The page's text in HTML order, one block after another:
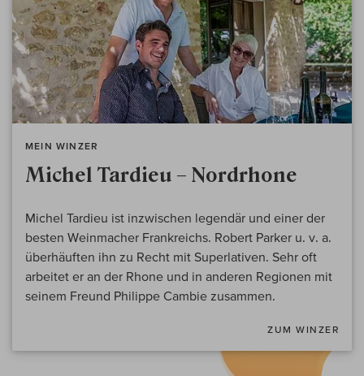
MEIN WINZER
Michel Tardieu – Nordrhone
Michel Tardieu ist inzwischen legendär und einer der
besten Weinmacher Frankreichs. Robert Parker u. v. a.
überhäuften ihn zu Recht mit Superlativen. Sehr oft
arbeitet er an der Rhone und in anderen Regionen mit
seinem Freund Philippe Cambie zusammen.
ZUM WINZER